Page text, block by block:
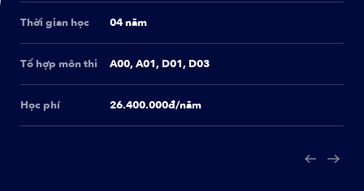
Thời gian học 04 năm
Tổ hợp môn thi A00, A01, D01, D03
Học phí 26.400.000đ/năm